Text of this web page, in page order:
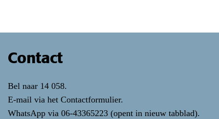
Contact
Bel naar 14 058.
E-mail via het Contactformulier.
WhatsApp via 06-43365223 (opent in nieuw tabblad).